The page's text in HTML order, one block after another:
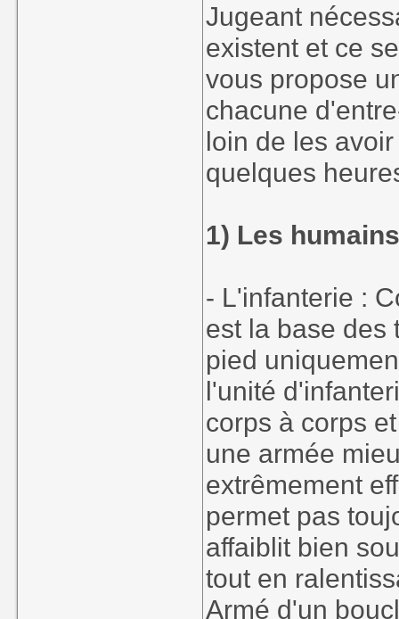
Jugeant
existent et ce
vous propose
chacune
loin de les
quelques
1) Les
- L'infanterie :
est la base des
pied
l'unité
corps à corps
une armée
extrêmement
permet pas
affaiblit bien
tout en
Armé d'un